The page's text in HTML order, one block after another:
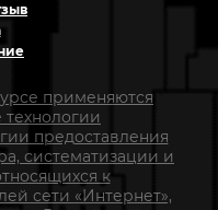
применяются
предоставления
систематизации и
к
сети «Интернет»,